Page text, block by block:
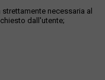
necessaria al
dall'utente;